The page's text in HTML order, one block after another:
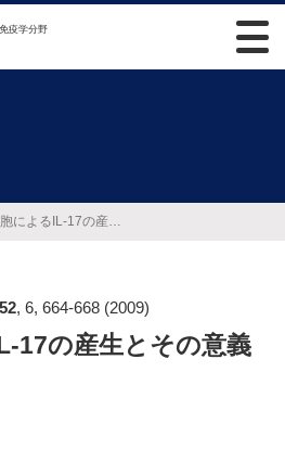
疫学分野
gdT細胞によるIL-17の産生とその意義
52, 6, 664-668 (2009)
17の産生とその意義